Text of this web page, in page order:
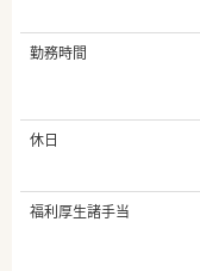
勤務時間
休日
福利厚生諸手当